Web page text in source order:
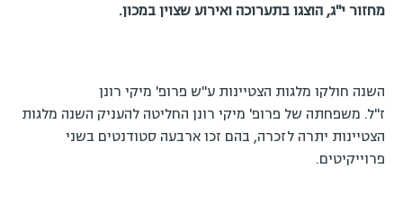
מחזור י"ג, הוצגו בתערוכה ואירוע שצוין במכון.
השנה חולקו מלגות הצטיינות ע"ש פרופ' מיקי רונן
ז"ל. משפחתה של פרופ' מיקי רונן החליטה להעניק השנה מלגות
הצטיינות יתרה לזכרה, בהם זכו ארבעה סטודנטים בשני
פרוייקיטים.